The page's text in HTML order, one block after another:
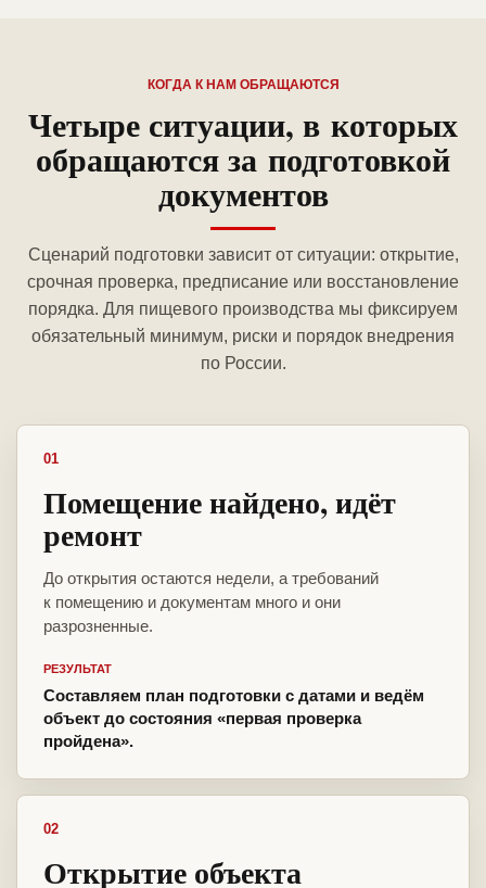
КОГДА К НАМ ОБРАЩАЮТСЯ
Четыре ситуации, в которых
обращаются за подготовкой
документов
Сценарий подготовки зависит от ситуации: открытие,
срочная проверка, предписание или восстановление
порядка. Для пищевого производства мы фиксируем
обязательный минимум, риски и порядок внедрения
по России.
01
Помещение найдено, идёт
ремонт
До открытия остаются недели, а требований
к помещению и документам много и они
разрозненные.
РЕЗУЛЬТАТ
Составляем план подготовки с датами и ведём
объект до состояния «первая проверка
пройдена».
02
Открытие объекта